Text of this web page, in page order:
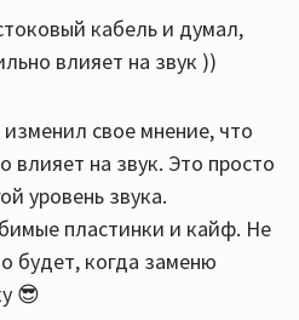
кабель и думал,
влияет на звук ))
свое мнение, что
влияет на звук. Это просто
уровень звука.
пластинки и кайф. Не
будет, когда заменю
😎